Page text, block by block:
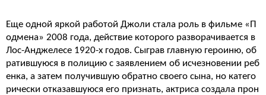
Еще одной яркой работой Джоли стала роль в фильме «П
одмена» 2008 года, действие которого разворачивается в
Лос-Анджелесе 1920-х годов. Сыграв главную героиню, об
ратившуюся в полицию с заявлением об исчезновении реб
енка, а затем получившую обратно своего сына, но катего
рически отказавшуюся его признать, актриса создала прон